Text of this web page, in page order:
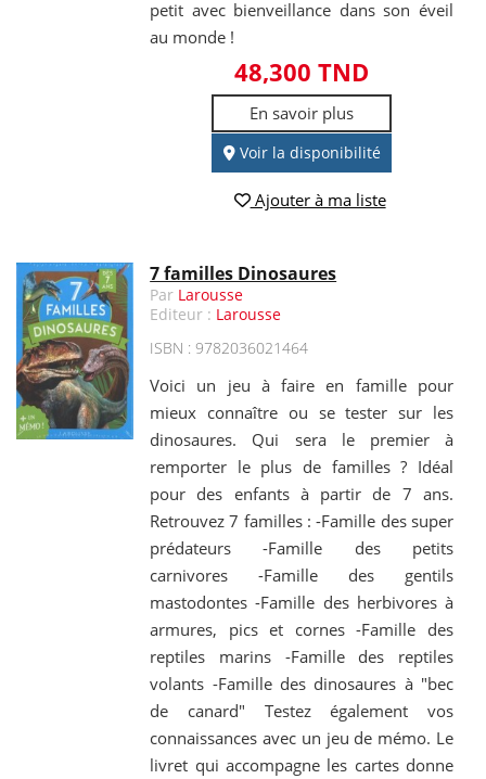
petit avec bienveillance dans son éveil
au monde !
48,300 TND
En savoir plus
Voir la disponibilité
Ajouter à ma liste
7 familles Dinosaures
Par Larousse
Editeur : Larousse
ISBN : 9782036021464
Voici un jeu à faire en famille pour
mieux connaître ou se tester sur les
dinosaures. Qui sera le premier à
remporter le plus de familles ? Idéal
pour des enfants à partir de 7 ans.
Retrouvez 7 familles : -Famille des super
prédateurs -Famille des petits
carnivores -Famille des gentils
mastodontes -Famille des herbivores à
armures, pics et cornes -Famille des
reptiles marins -Famille des reptiles
volants -Famille des dinosaures à "bec
de canard" Testez également vos
connaissances avec un jeu de mémo. Le
livret qui accompagne les cartes donne